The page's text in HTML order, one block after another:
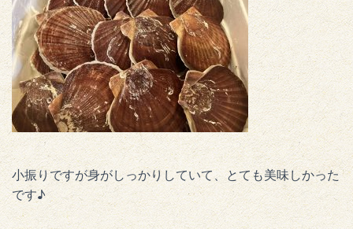
小振りですが身がしっかりしていて、とても美味しかった
です♪